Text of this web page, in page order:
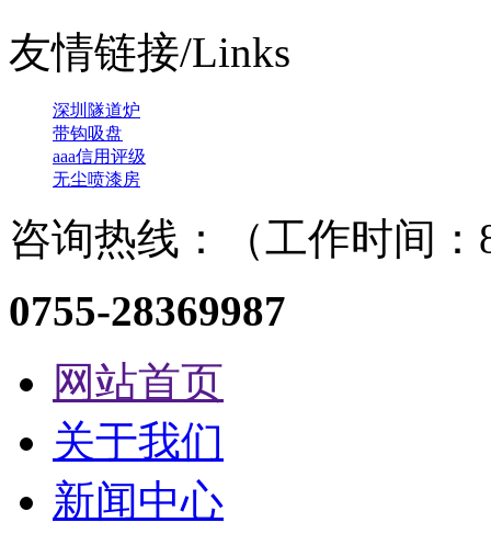
友情链接/Links
深圳隧道炉
带钩吸盘
aaa信用评级
无尘喷漆房
咨询热线：（工作时间：
0755-28369987
网站首页
关于我们
新闻中心